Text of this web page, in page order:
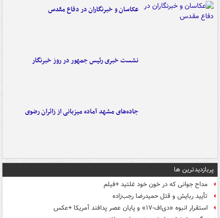
عکاسان و خبرنگاران در دفاع مقدس
نشست خبری رئیس جمهور در روز خبرنگار
جاده‌های مشهد آماده میزبانی از زائران رضوی
پربازدیدترین ها
مداح جوانی که در خون خود غلتید +فیلم
تأیید ربایش و قتل حمیدرضا رجب‌زاده
استقرار انبوه «دی‌اف‑۱۷» و پایان عصر پدافند آمریکا +عکس